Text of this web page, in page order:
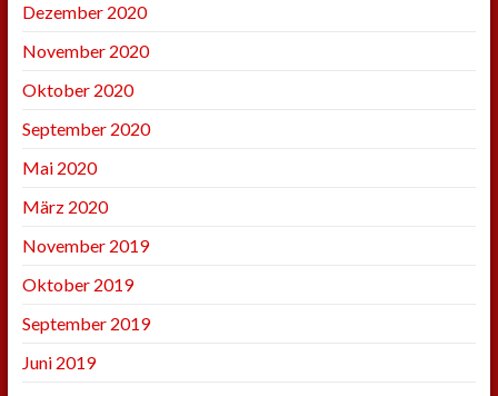
Dezember 2020
November 2020
Oktober 2020
September 2020
Mai 2020
März 2020
November 2019
Oktober 2019
September 2019
Juni 2019